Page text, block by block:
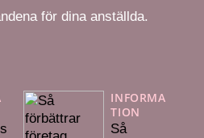
för dina anställda.
INFORMA
TION
Så